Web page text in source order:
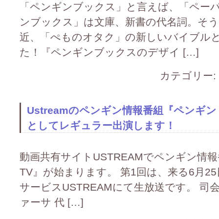
「ペンギンブックス」と言えば、「ペー
ンブックス」は文庫、新書の代名詞。そ
近、「ぺものオタク」の新しいバイブル
た！『ペンギンブックスのデザイ […]
カテゴリー:
Ustreamのペンギン情報番組『ペンギ
としてレギュラー出演します！
動画共有サイトUSTREAMでペンギン情
TV』が始まります。 第1回は、来る6月
サービスUSTREAMにて生放送です。 司
ァーサ 代 […]